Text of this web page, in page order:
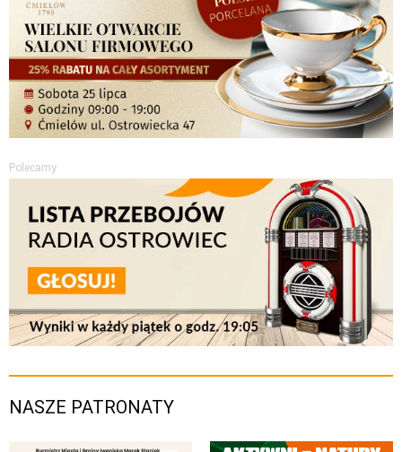
Polecamy
NASZE PATRONATY